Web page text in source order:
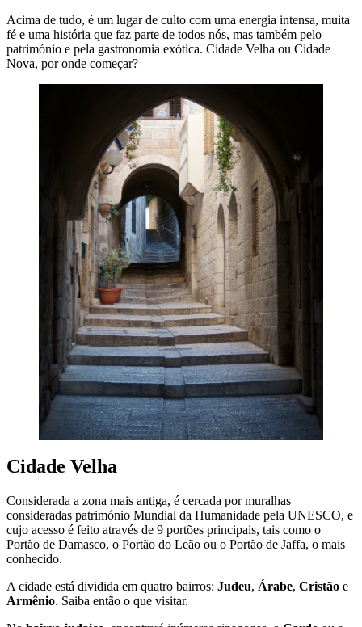
Acima de tudo, é um lugar de culto com uma energia intensa, muita
fé e uma história que faz parte de todos nós, mas também pelo
património e pela gastronomia exótica. Cidade Velha ou Cidade
Nova, por onde começar?
Cidade Velha
Considerada a zona mais antiga, é cercada por muralhas
consideradas património Mundial da Humanidade pela UNESCO, e
cujo acesso é feito através de 9 portões principais, tais como o
Portão de Damasco, o Portão do Leão ou o Portão de Jaffa, o mais
conhecido.
A cidade está dividida em quatro bairros: Judeu, Árabe, Cristão e
Armênio. Saiba então o que visitar.